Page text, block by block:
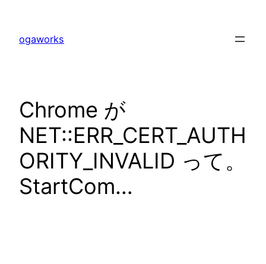
ogaworks
Chrome が
NET::ERR_CERT_AUTH
ORITY_INVALID って。
StartCom…